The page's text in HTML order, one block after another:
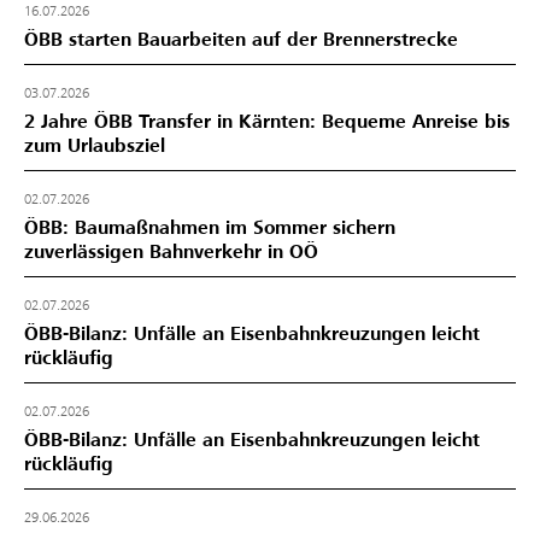
16.07.2026
ÖBB starten Bauarbeiten auf der Brennerstrecke
03.07.2026
2 Jahre ÖBB Transfer in Kärnten: Bequeme Anreise bis
zum Urlaubsziel
02.07.2026
ÖBB: Baumaßnahmen im Sommer sichern
zuverlässigen Bahnverkehr in OÖ
02.07.2026
ÖBB-Bilanz: Unfälle an Eisenbahnkreuzungen leicht
rückläufig
02.07.2026
ÖBB-Bilanz: Unfälle an Eisenbahnkreuzungen leicht
rückläufig
29.06.2026